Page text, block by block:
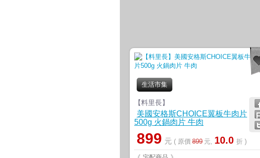
生活市集
【料里長】
美國安格斯CHOICE翼板牛肉片
500g 火鍋肉片 牛肉
899 元 ( 原價 899 元, 10.0 折 )